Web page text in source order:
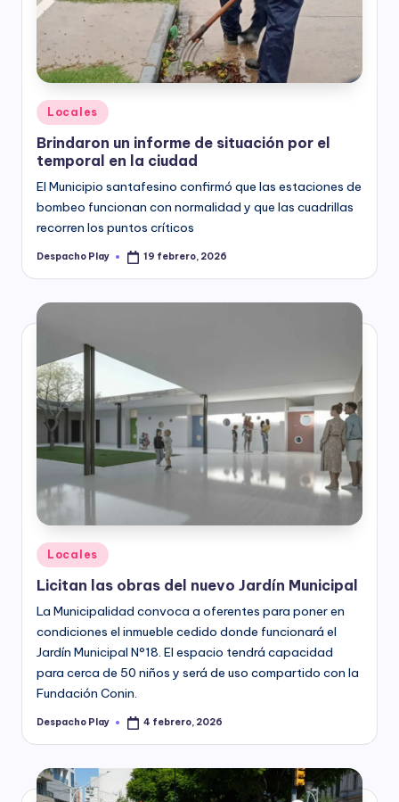
Posted
in
Locales
Brindaron un informe de situación por el
temporal en la ciudad
El Municipio santafesino confirmó que las estaciones de
bombeo funcionan con normalidad y que las cuadrillas
recorren los puntos críticos
Posted
Despacho Play 19 febrero, 2026
Posted
in
Locales
Licitan las obras del nuevo Jardín Municipal
La Municipalidad convoca a oferentes para poner en
condiciones el inmueble cedido donde funcionará el
Jardín Municipal N°18. El espacio tendrá capacidad
para cerca de 50 niños y será de uso compartido con la
Fundación Conin.
Posted
Despacho Play 4 febrero, 2026